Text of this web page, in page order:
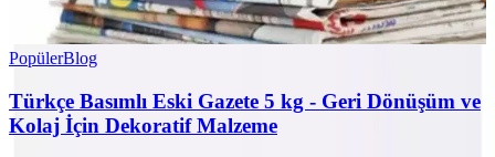
PopülerBlog
Türkçe Basımlı Eski Gazete 5 kg - Geri Dönüşüm ve
Kolaj İçin Dekoratif Malzeme